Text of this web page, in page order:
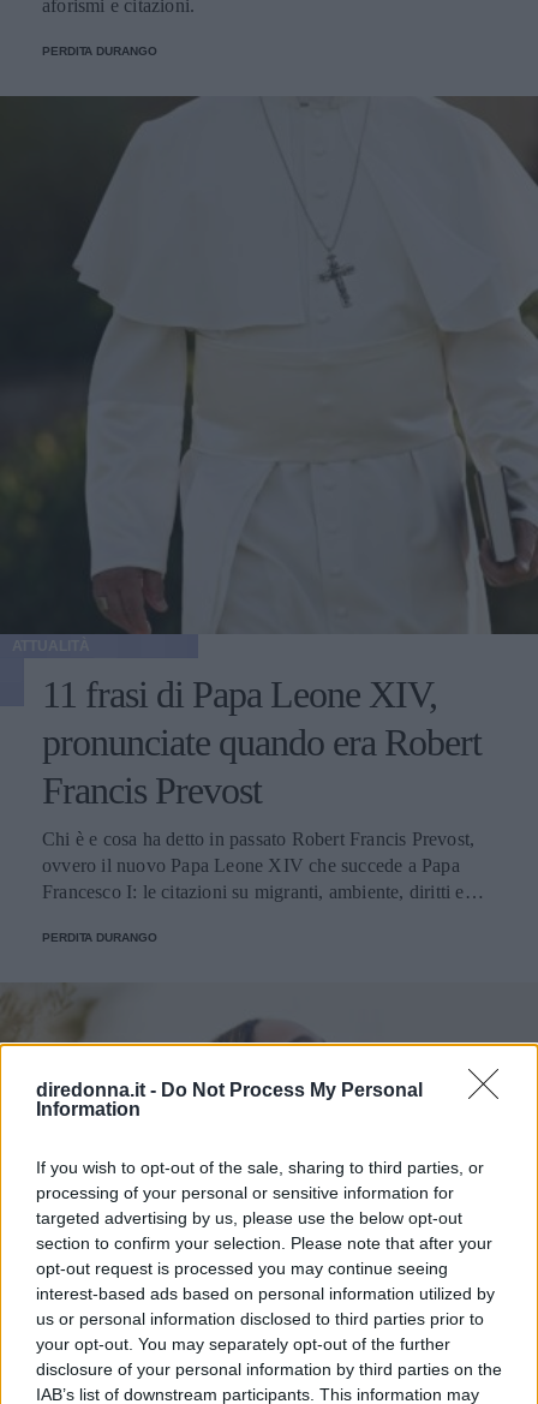
diredonna.it - Do Not Process My Personal
Information
If you wish to opt-out of the sale, sharing to third parties, or
processing of your personal or sensitive information for
targeted advertising by us, please use the below opt-out
section to confirm your selection. Please note that after your
opt-out request is processed you may continue seeing
interest-based ads based on personal information utilized by
us or personal information disclosed to third parties prior to
your opt-out. You may separately opt-out of the further
disclosure of your personal information by third parties on the
IAB’s list of downstream participants. This information may
aforismi e citazioni.
PERDITA DURANGO
11 frasi di Papa Leone XIV,
pronunciate quando era Robert
Francis Prevost
Chi è e cosa ha detto in passato Robert Francis Prevost,
ovvero il nuovo Papa Leone XIV che succede a Papa
Francesco I: le citazioni su migranti, ambiente, diritti e
PERDITA DURANGO